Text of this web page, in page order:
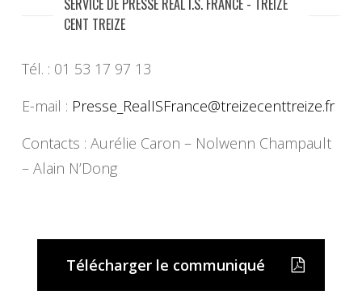
SERVICE DE PRESSE REAL I.S. FRANCE - TREIZE
CENT TREIZE
Tél. : 01 53 17 97 13
E-mail : Presse_RealISFrance@treizecenttreize.fr
Contacts : Aurélie Caron – Nolwenn Champault
– Alain N’Dong
Télécharger le communiqué